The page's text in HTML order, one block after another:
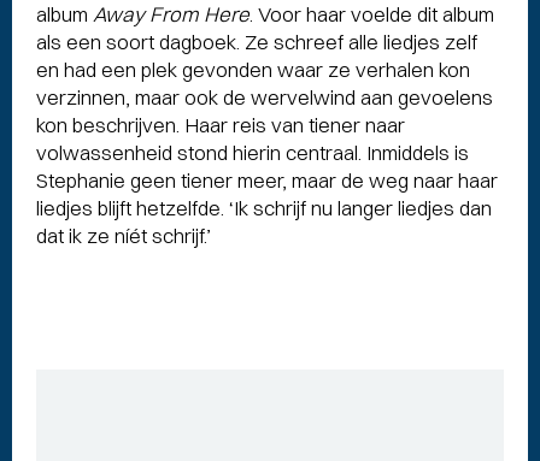
album Away From Here . Voor haar voelde dit album
als een soort dagboek. Ze schreef alle liedjes zelf
en had een plek gevonden waar ze verhalen kon
verzinnen, maar ook de wervelwind aan gevoelens
kon beschrijven. Haar reis van tiener naar
volwassenheid stond hierin centraal. Inmiddels is
Stephanie geen tiener meer, maar de weg naar haar
liedjes blijft hetzelfde. ‘Ik schrijf nu langer liedjes dan
dat ik ze níét schrijf.’